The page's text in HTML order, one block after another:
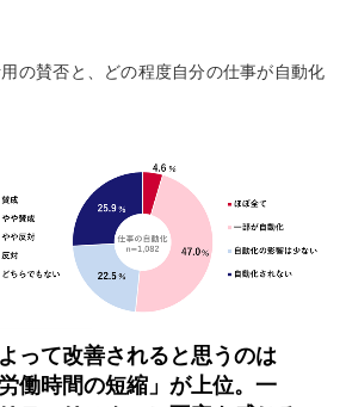
の賛否と、どの程度自分の仕事が自動化
って改善されると思うのは
働時間の短縮」が上位。一